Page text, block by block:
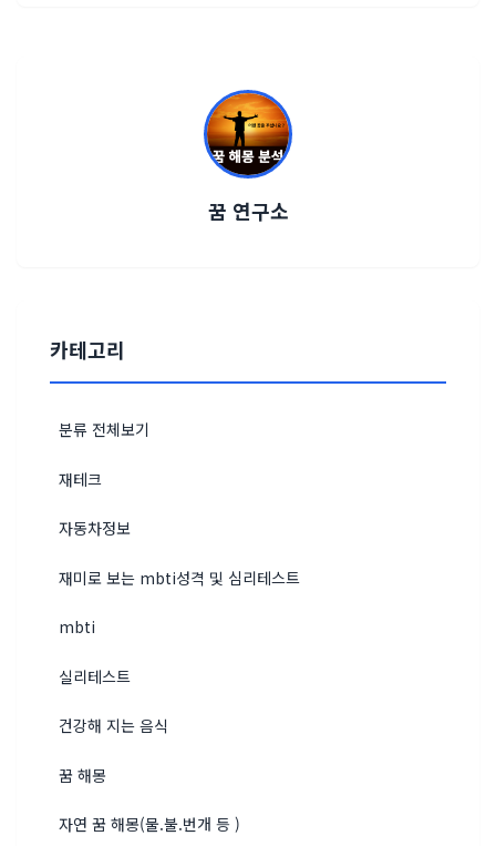
꿈 연구소
카테고리
분류 전체보기
재테크
자동차정보
재미로 보는 mbti성격 및 심리테스트
mbti
실리테스트
건강해 지는 음식
꿈 해몽
자연 꿈 해몽(물.불.번개 등 )